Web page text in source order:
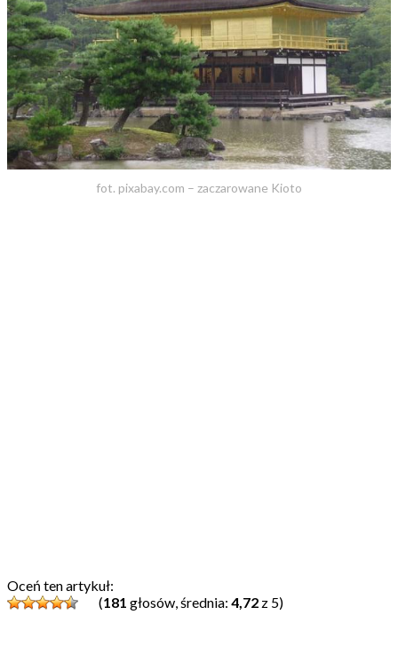
fot. pixabay.com – zaczarowane Kioto
Oceń ten artykuł:
(181 głosów, średnia: 4,72 z 5)